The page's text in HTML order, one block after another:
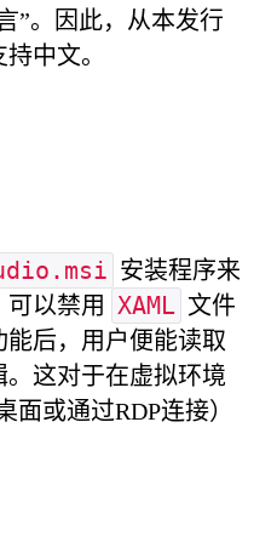
”。因此，从本发行
中文。
安装程序来
以禁用
XAML 文件
后，用户便能读取
这对于在虚拟环境
面或通过RDP连接）